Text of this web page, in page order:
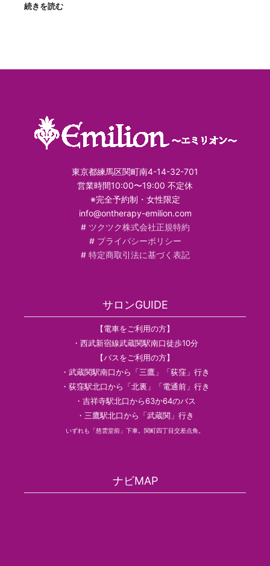
続きを読む
東京都練馬区関町南4-14-32-701
営業時間10:00〜19:00 不定休
※完全予約制・女性限定
info@ontherapy-emilion.com
# ツクツク株式会社正規特約
# プライバシーポリシー
# 特定商取引法に基づく表記
サロンGUIDE
【電車をご利用の方】
・西武新宿線武蔵関駅南口徒歩10分
【バスをご利用の方】
・武蔵関駅南口から「三鷹」「荻窪」行き
・荻窪駅北口から「北裏」「電通前」行き
・吉祥寺駅北口から63か64のバス
・三鷹駅北口から「武蔵関」行き
いずれも「慈雲堂前」下車。関町四丁目交差点角。
ナビMAP